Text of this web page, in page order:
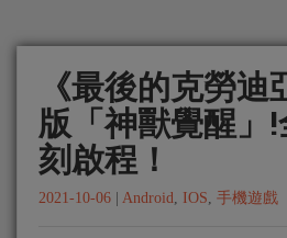
《最後的克勞
版「神獸覺醒」
刻啟程！
2021-10-06 Android, IOS, 手機遊戲